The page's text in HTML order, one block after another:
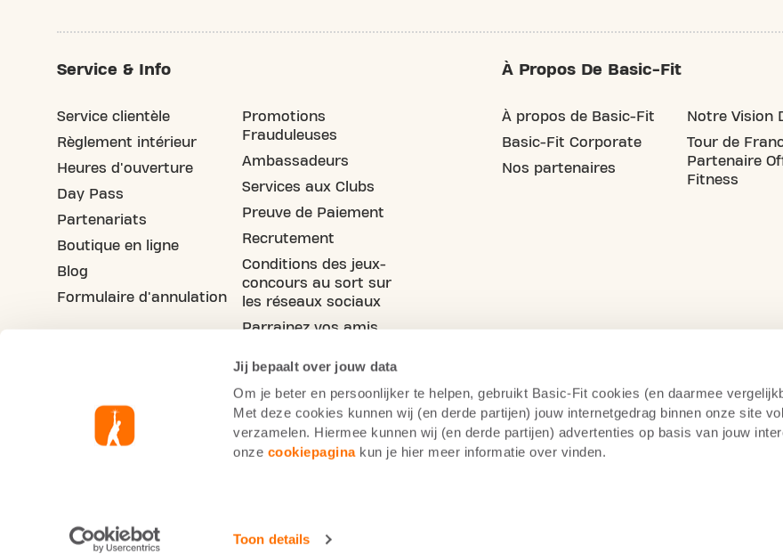
Jij bepaalt over jouw data
Om je beter en persoonlijker te helpen, gebruikt Basic-Fit cookies (en daarmee
Met deze cookies kunnen wij (en derde partijen) jouw internetgedrag binnen onze site
verzamelen. Hiermee kunnen wij (en derde partijen) advertenties op basis van jouw
onze cookiepaginakun je hier meer informatie over vinden.
Toon details
Service & Info
Service clientèle
Règlement intérieur
Heures d'ouverture
Day Pass
Partenariats
Boutique en ligne
Blog
Formulaire d'annulation
Promotions
Frauduleuses
Ambassadeurs
Services aux Clubs
Preuve de Paiement
Recrutement
Conditions des jeux-
concours au sort sur
les réseaux sociaux
Parrainez vos amis
À Propos De Basic-Fit
À propos de Basic-Fit
Basic-Fit Corporate
Nos partenaires
Notre Vision
Tour de
Partenaire
Fitness